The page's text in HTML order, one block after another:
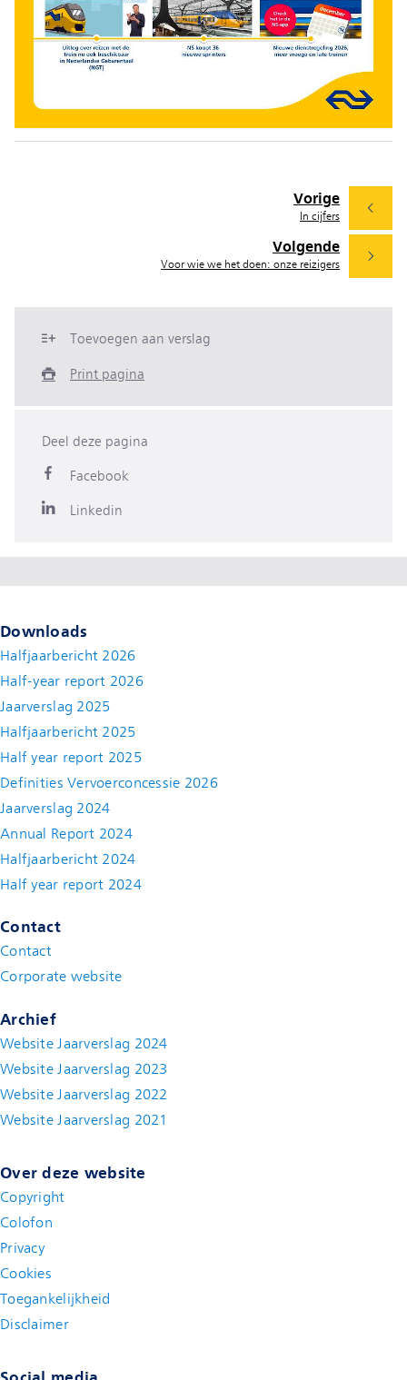
Volgende
Voor wie we het doen: onze reizigers
Vorige
In cijfers
Toevoegen aan verslag
Print pagina
Deel deze pagina
Facebook
Linkedin
Downloads
Halfjaarbericht 2026
Half-year report 2026
Jaarverslag 2025
Halfjaarbericht 2025
Half year report 2025
Definities Vervoerconcessie 2026
Jaarverslag 2024
Annual Report 2024
Halfjaarbericht 2024
Half year report 2024(new window)
Contact
Contact(new window)
Corporate website
Archief
Website Jaarverslag 2024
Website Jaarverslag 2023
Website Jaarverslag 2022
Website Jaarverslag 2021
Over deze website
Copyright
Colofon
Privacy
Cookies
Toegankelijkheid
Disclaimer(new window)